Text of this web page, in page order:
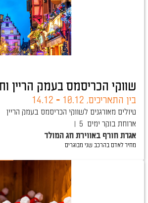
שווקי הכריסמס בעמק הריין
בין התאריכים, -
14.12
טיולים מאורגנים לשווקי הכריסמס בעמק הריין
5 ימים ארוחת בוקר
אגדת חורף באווירת חג המולד
מחיר לאדם בהרכב שני מבוגרים